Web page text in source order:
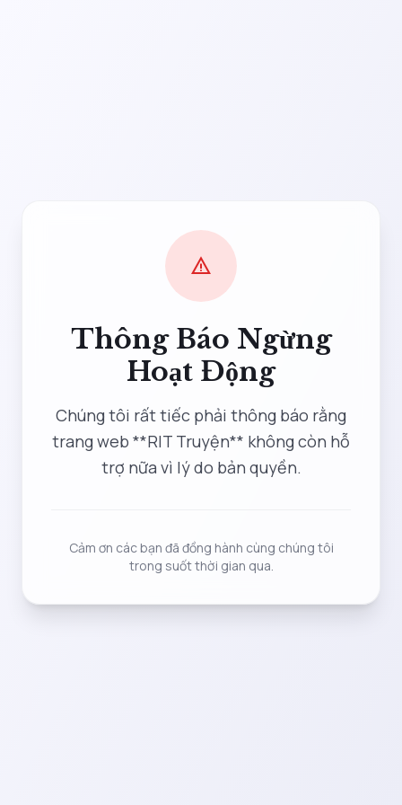
warning
Thông Báo Ngừng
Hoạt Động
Chúng tôi rất tiếc phải thông báo rằng
trang web **RIT Truyện** không còn hỗ
trợ nữa vì lý do bản quyền.
Cảm ơn các bạn đã đồng hành cùng chúng tôi
trong suốt thời gian qua.